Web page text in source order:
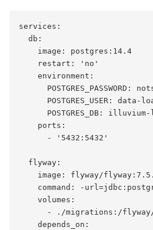
services:
  db:
    image: postgres:14.4
    restart: 'no'
    environment:
POSTGRES_PASSWORD:
POSTGRES_USER: data-
POSTGRES_DB: illuvium-
    ports:
      - '5432:5432'
  flyway:
image: flyway/
command: -
    volumes:
- ./migrations:/
    depends_on: